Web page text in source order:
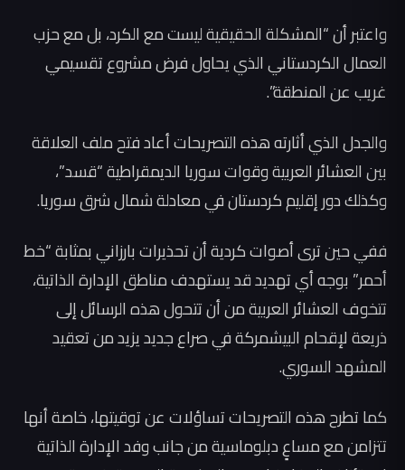
واعتبر أن “المشكلة الحقيقية ليست مع الكرد، بل مع حزب
العمال الكردستاني الذي يحاول فرض مشروع تقسيمي
غريب عن المنطقة”.
والجدل الذي أثارته هذه التصريحات أعاد فتح ملف العلاقة
بين العشائر العربية وقوات سوريا الديمقراطية “قسد”،
وكذلك دور إقليم كردستان في معادلة شمال شرق سوريا.
ففي حين ترى أصوات كردية أن تحذيرات بارزاني بمثابة “خط
أحمر” بوجه أي تهديد قد يستهدف مناطق الإدارة الذاتية،
تتخوف العشائر العربية من أن تتحول هذه الرسائل إلى
ذريعة لإقحام البيشمركة في صراع جديد يزيد من تعقيد
المشهد السوري.
كما تطرح هذه التصريحات تساؤلات عن توقيتها، خاصة أنها
تتزامن مع مساعٍ دبلوماسية من جانب وفد الإدارة الذاتية